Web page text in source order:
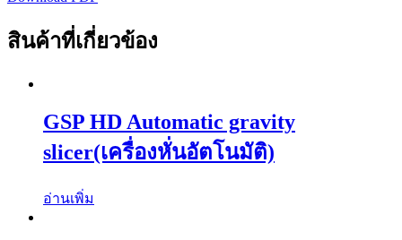
สินค้าที่เกี่ยวข้อง
GSP HD Automatic gravity
slicer(เครื่องหั่นอัตโนมัติ)
อ่านเพิ่ม